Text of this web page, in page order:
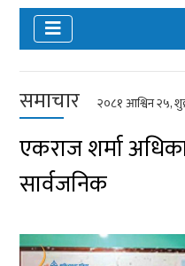
समाचार २०८१ आश्विन २५,
एकराज शर्मा
सार्वजनिक